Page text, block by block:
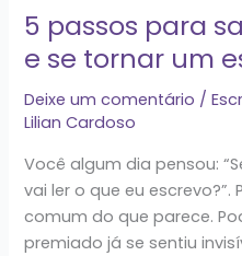
5 passos para
e se tornar um
Deixe um comentário /
Lilian Cardoso
Você algum dia pensou:
vai ler o que eu escrevo?”.
comum do que parece.
premiado já se sentiu
se
tornar
escritor